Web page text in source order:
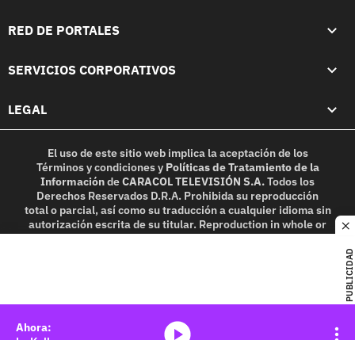
PUBLICIDAD
RED DE PORTALES
SERVICIOS CORPORATIVOS
LEGAL
El uso de este sitio web implica la aceptación de los
Términos y condicionesy Políticas de Tratamiento de la
InformacióndeCARACOL TELEVISIÓN S.A.Todos los
Derechos Reservados D.R.A. Prohibida su reproducción
total o parcial, así como su traducción a cualquier idioma sin
autorización escrita de su titular. Reproduction in whole or